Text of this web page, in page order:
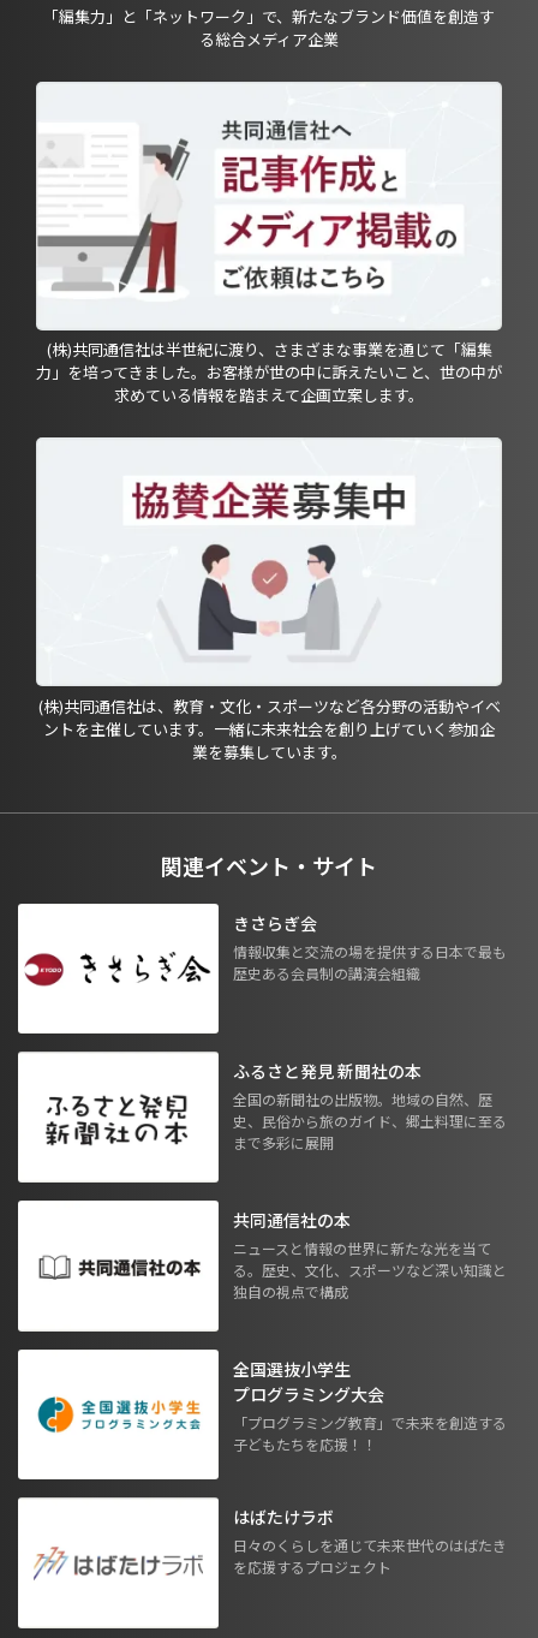
「編集力」と「ネットワーク」で、新たなブランド価値を創造す
る総合メディア企業
(株)共同通信社は半世紀に渡り、さまざまな事業を通じて「編集
力」を培ってきました。お客様が世の中に訴えたいこと、世の中が
求めている情報を踏まえて企画立案します。
(株)共同通信社は、教育・文化・スポーツなど各分野の活動やイベ
ントを主催しています。一緒に未来社会を創り上げていく参加企
業を募集しています。
関連イベント・サイト
きさらぎ会
情報収集と交流の場を提供する日本で最も
歴史ある会員制の講演会組織
ふるさと発見 新聞社の本
全国の新聞社の出版物。地域の自然、歴
史、民俗から旅のガイド、郷土料理に至る
まで多彩に展開
共同通信社の本
ニュースと情報の世界に新たな光を当て
る。歴史、文化、スポーツなど深い知識と
独自の視点で構成
全国選抜小学生
プログラミング大会
「プログラミング教育」で未来を創造する
子どもたちを応援！！
はばたけラボ
日々のくらしを通じて未来世代のはばたき
を応援するプロジェクト